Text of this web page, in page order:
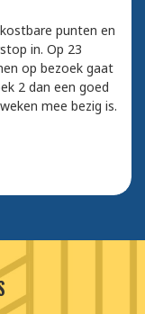
punten en
in. Op 23
op bezoek gaat
2 dan een goed
mee bezig is.